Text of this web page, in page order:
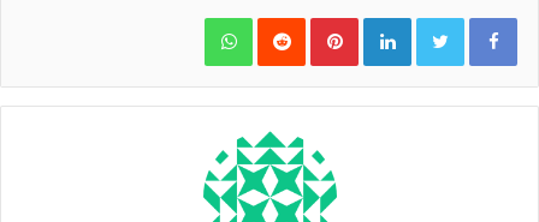
LinkedIn
Pinterest
WhatsApp